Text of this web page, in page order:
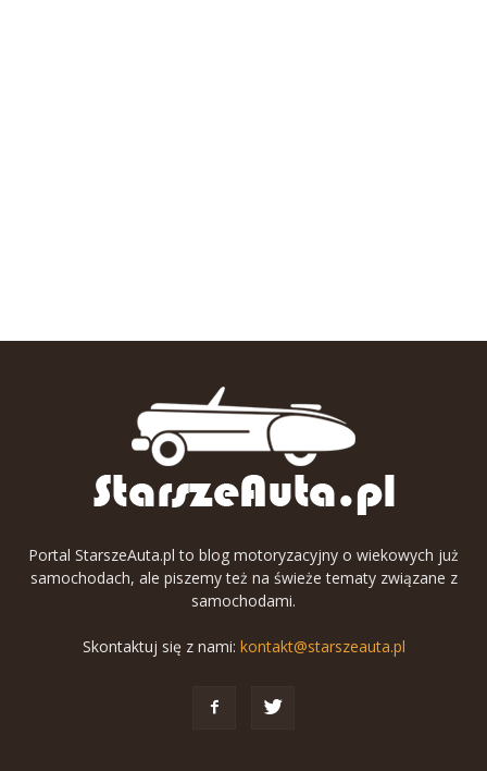
Portal StarszeAuta.pl to blog motoryzacyjny o wiekowych już
samochodach, ale piszemy też na świeże tematy związane z
samochodami.
Skontaktuj się z nami: kontakt@starszeauta.pl